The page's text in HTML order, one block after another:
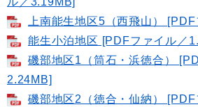
上南能生地区5（西飛山）
能生小泊地区 [PDFファイル／
磯部地区1（筒石・浜徳合）
2.24MB]
磯部地区2（徳合・仙納）